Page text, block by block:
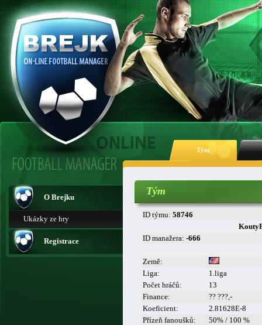
Tým
O Brejku
Ukázky ze hry
Registrace
Tým
ID týmu: 58746
ID manažera: -666
Země:
Liga:
1.liga
Počet hráčů:
13
Finance:
?? ???,-
Koeficient:
2.81628E-8
Přízeň fanoušků:
50% / 100 %